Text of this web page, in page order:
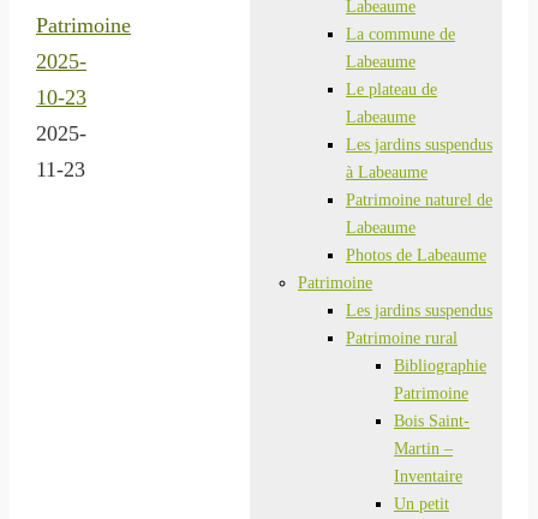
Patrimoine
2025-
10-23
2025-
11-23
Labeaume
La commune de
Labeaume
Le plateau de
Labeaume
Les jardins suspendus
à Labeaume
Patrimoine naturel de
Labeaume
Photos de Labeaume
Patrimoine
Les jardins suspendus
Patrimoine rural
Bibliographie
Patrimoine
Bois Saint-
Martin –
Inventaire
Un petit